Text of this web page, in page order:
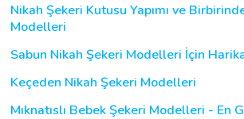
Nikah Şekeri Kutusu Yapımı ve
Modelleri
Sabun Nikah Şekeri Modelleri İçin
Keçeden Nikah Şekeri Modelleri
Mıknatıslı Bebek Şekeri Modelleri - En